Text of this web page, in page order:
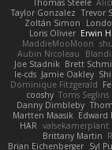
Thomas Steele
Taylor Gonzalez Trevor
Zoltán Simon
Loris Olivier Erwin
MaddieMooMoon
Aubin Nicoleau
Joe Stadnik Brett
le-cds Jamie Oakley
Dominique Fitzgerald
cooshy Toms Seglins
Danny Dimbleby
Martten Maasik Edward
HAR valsekamerplant
Brittany Martin
Brian Eichenberger Syl Pu